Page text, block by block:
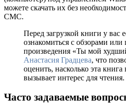
можете скачать их без
СМС.
Перед загрузкой книги у вас
ознакомиться с обзорами или
произведения «Ты мой
Анастасия Градцева, что
оценить, насколько эта
вызывает интерес для чтения.
Часто задаваемые